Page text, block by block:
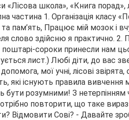
«Лісова школа», «Книга порад»,
частина 1. Організація
та пам’ять, Працює мій мозок і
слово здійсню я практично. 2.
поштарі-сороки принесли нам
лист.) Любі діти, до вас
мої учні, лісові
які існують правила
бути розумними! З
повторити, що таке
Відмовити Сові? - Давайте